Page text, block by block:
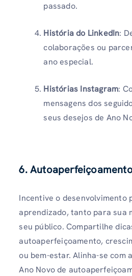
passado.
História do LinkedIn:
colaborações ou
ano especial.
Histórias Instagram:
mensagens dos
seus desejos de Ano
6.
Incentive o desenvolvimento
aprendizado, tanto para sua
seu público. Compartilhe
autoaperfeiçoamento,
ou bem-estar. Alinha-se com
Ano Novo de